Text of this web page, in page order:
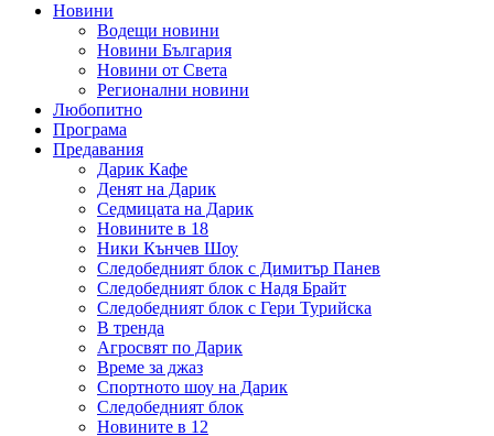
Новини
Водещи новини
Новини България
Новини от Света
Регионални новини
Любопитно
Програма
Предавания
Дарик Кафе
Денят на Дарик
Седмицата на Дарик
Новините в 18
Ники Кънчев Шоу
Следобедният блок с Димитър Панев
Следобедният блок с Надя Брайт
Следобедният блок с Гери Турийска
В тренда
Агросвят по Дарик
Време за джаз
Спортното шоу на Дарик
Следобедният блок
Новините в 12